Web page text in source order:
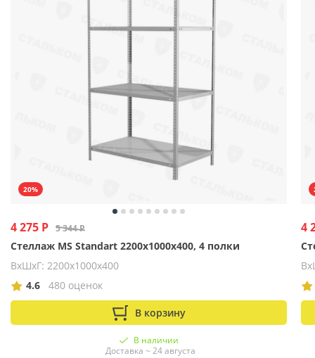
20%
4 275 Р 5 344 Р
Стеллаж MS Standart 2200х1000х400, 4 полки
ВхШхГ: 2200x1000x400
4.6
480 оценок
В корзину
В наличии
Доставка ~ 24 августа
4